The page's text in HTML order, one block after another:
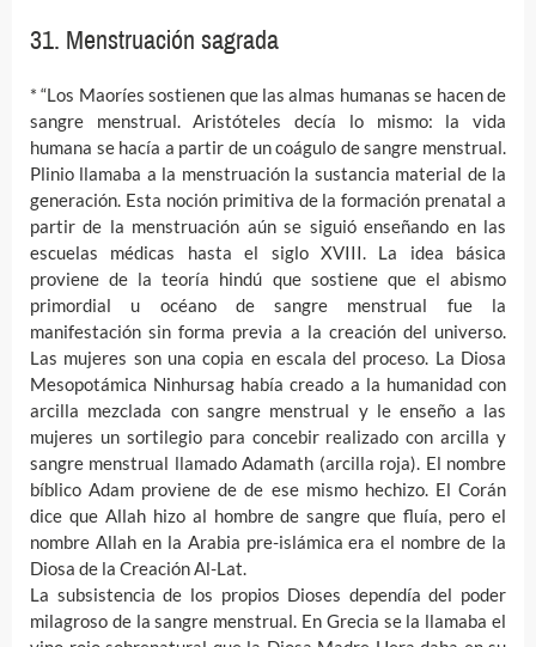
31. Menstruación sagrada
* “Los Maoríes sostienen que las almas humanas se hacen de
sangre menstrual. Aristóteles decía lo mismo: la vida
humana se hacía a partir de un coágulo de sangre menstrual.
Plinio llamaba a la menstruación la sustancia material de la
generación. Esta noción primitiva de la formación prenatal a
partir de la menstruación aún se siguió enseñando en las
escuelas médicas hasta el siglo XVIII. La idea básica
proviene de la teoría hindú que sostiene que el abismo
primordial u océano de sangre menstrual fue la
manifestación sin forma previa a la creación del universo.
Las mujeres son una copia en escala del proceso. La Diosa
Mesopotámica Ninhursag había creado a la humanidad con
arcilla mezclada con sangre menstrual y le enseño a las
mujeres un sortilegio para concebir realizado con arcilla y
sangre menstrual llamado Adamath (arcilla roja). El nombre
bíblico Adam proviene de de ese mismo hechizo. El Corán
dice que Allah hizo al hombre de sangre que fluía, pero el
nombre Allah en la Arabia pre-islámica era el nombre de la
Diosa de la Creación Al-Lat.
La subsistencia de los propios Dioses dependía del poder
milagroso de la sangre menstrual. En Grecia se la llamaba el